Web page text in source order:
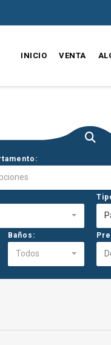
INICIO VENTA
Baños:
Todos